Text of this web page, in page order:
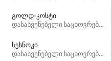
გოლდ-კოსტი
დასასვენებელი საცხოვრებლები
სესნოკი
დასასვენებელი საცხოვრებლები